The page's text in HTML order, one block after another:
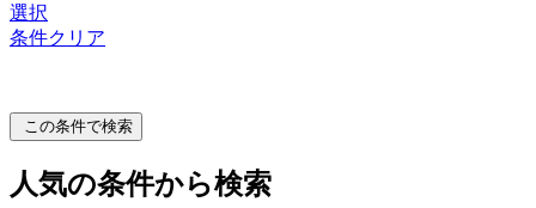
選択
条件クリア
この条件で検索
人気の条件から検索